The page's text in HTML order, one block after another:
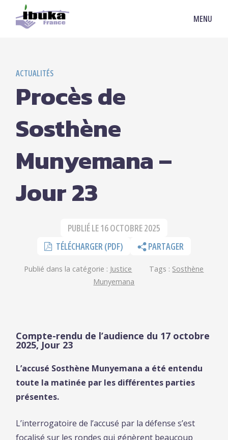
MENU
ACTUALITÉS
Procès de
Sosthène
Munyemana –
Jour 23
PUBLIÉ LE16 OCTOBRE 2025
TÉLÉCHARGER (PDF)
PARTAGER
Publié dans la catégorie : Justice Tags : Sosthène
Munyemana
Compte-rendu de l’audience du 17 octobre
2025, Jour 23
L’accusé Sosthène Munyemana a été entendu
toute la matinée par les différentes parties
présentes.
L’interrogatoire de l’accusé par la défense s’est
focalisé sur les rondes qui génèrent beaucoup